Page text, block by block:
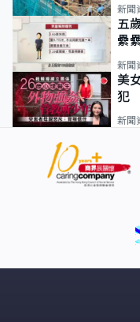
新聞
五
纍
類
新聞
美
犯
要
新聞